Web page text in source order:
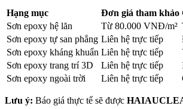
Hạng mục Đơn giá tham khảo
Sơn epoxy hệ lăn
Từ 80.000 VNĐ/m²
Sơn epoxy tự san phẳng Liên hệ trực tiếp
Sơn epoxy kháng khuẩn Liên hệ trực tiếp
Sơn epoxy trang trí 3D
Liên hệ trực tiếp
Sơn epoxy ngoài trời
Liên hệ trực tiếp
Lưu ý: Báo giá thực tế sẽ được